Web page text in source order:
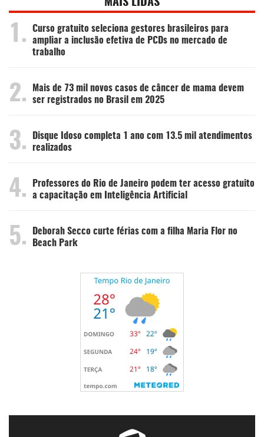
MAIS LIDAS
1.
Curso gratuito seleciona gestores brasileiros para
ampliar a inclusão efetiva de PCDs no mercado de
trabalho
2.
Mais de 73 mil novos casos de câncer de mama devem
ser registrados no Brasil em 2025
3.
Disque Idoso completa 1 ano com 13.5 mil atendimentos
realizados
4.
Professores do Rio de Janeiro podem ter acesso gratuito
a capacitação em Inteligência Artificial
5.
Deborah Secco curte férias com a filha Maria Flor no
Beach Park